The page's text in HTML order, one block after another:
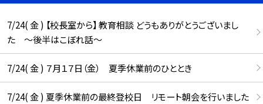
7/24( 金 ) 【校長室から】 教育相談 どうもありがとうございまし
た ～後半はこぼれ話～
7/24( 金 ) ７月１７日（金） 夏季休業前のひととき
7/24( 金 ) 夏季休業前の最終登校日 リモート朝会を行いました